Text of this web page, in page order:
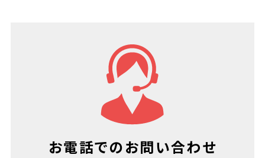
お電話でのお問い合わせ